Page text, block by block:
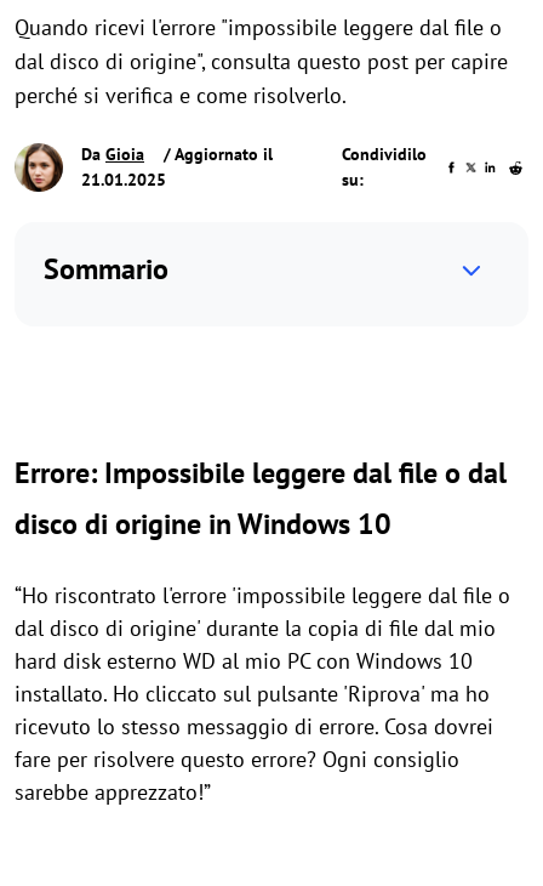
Quando ricevi l'errore "impossibile leggere dal file o
dal disco di origine", consulta questo post per capire
perché si verifica e come risolverlo.
Da Gioia
/ Aggiornato il
21.01.2025
Condividilo
su:
Sommario
Errore: Impossibile leggere dal file o dal
disco di origine in Windows 10
“Ho riscontrato l'errore 'impossibile leggere dal file o
dal disco di origine' durante la copia di file dal mio
hard disk esterno WD al mio PC con Windows 10
installato. Ho cliccato sul pulsante 'Riprova' ma ho
ricevuto lo stesso messaggio di errore. Cosa dovrei
fare per risolvere questo errore? Ogni consiglio
sarebbe apprezzato!”